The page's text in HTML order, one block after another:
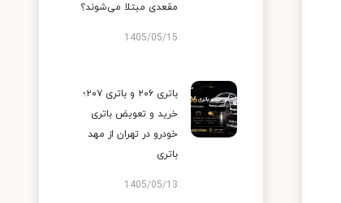
مقعدی مبتلا می‌شوند؟
1405/05/15
باتری ۲۰۶ و باتری ۲۰۷؛
خرید و تعویض باتری
خودرو در تهران از مهد
باتری
1405/05/13